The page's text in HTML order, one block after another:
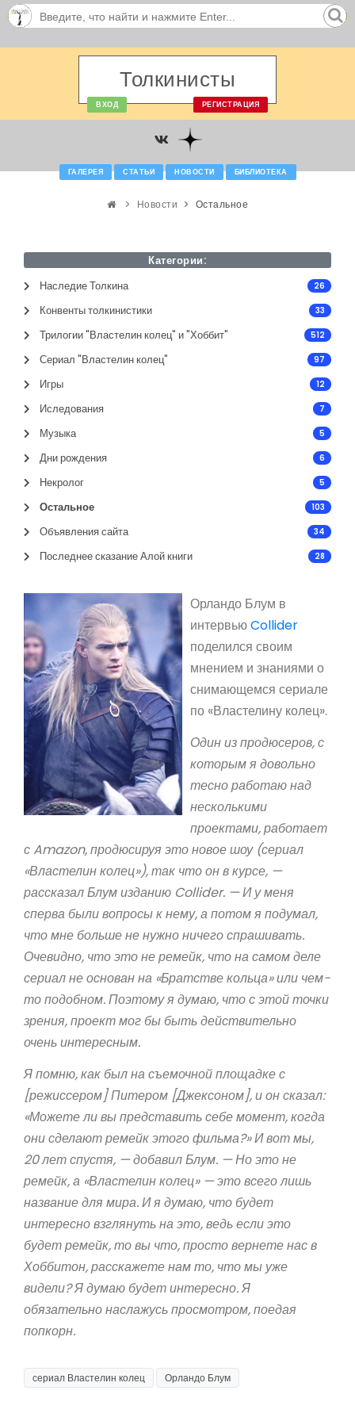
Толкинисты
ВХОД РЕГИСТРАЦИЯ
ГАЛЕРЕЯ СТАТЬИ НОВОСТИ БИБЛИОТЕКА
Новости Остальное
Категории:
Наследие Толкина
26
Конвенты толкинистики 33
Трилогии "Властелин колец" и "Хоббит" 512
Сериал "Властелин колец" 97
Игры 12
Иследования 7
Музыка 5
Дни рождения 6
Некролог 5
Остальное 103
Объявления сайта 34
Последнее сказание Алой книги 28
Орландо Блум в
интервьюCollider
поделился своим
мнением и знаниями о
снимающемся сериале
по «Властелину колец».
Один из продюсеров, с
которым я довольно
тесно работаю над
несколькими
проектами, работает
с Amazon, продюсируя это новое шоу (сериал
«Властелин колец»), так что он в курсе, —
рассказал Блум изданию Collider. — И у меня
сперва были вопросы к нему, а потом я подумал,
что мне больше не нужно ничего спрашивать.
Очевидно, что это не ремейк, что на самом деле
сериал не основан на «Братстве кольца» или чем-
то подобном. Поэтому я думаю, что с этой точки
зрения, проект мог бы быть действительно
очень интересным.
Я помню, как был на съемочной площадке с
[режиссером] Питером [Джексоном], и он сказал:
«Можете ли вы представить себе момент, когда
они сделают ремейк этого фильма?» И вот мы,
20 лет спустя, — добавил Блум. — Но это не
ремейк, а «Властелин колец» — это всего лишь
название для мира. И я думаю, что будет
интересно взглянуть на это, ведь если это
будет ремейк, то вы что, просто вернете нас в
Хоббитон, расскажете нам то, что мы уже
видели? Я думаю будет интересно. Я
обязательно наслажусь просмотром, поедая
попкорн.
сериал Властелин колец Орландо Блум